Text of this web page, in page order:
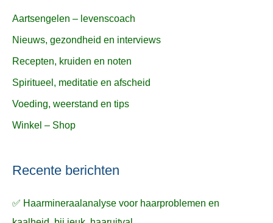
Aartsengelen – levenscoach
Nieuws, gezondheid en interviews
Recepten, kruiden en noten
Spiritueel, meditatie en afscheid
Voeding, weerstand en tips
Winkel – Shop
Recente berichten
✅ Haarmineraalanalyse voor haarproblemen en